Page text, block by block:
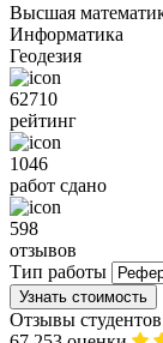
Высшая
Информатика
Геодезия
62710
рейтинг
1046
работ сдано
598
отзывов
Тип работы
Узнать стоимость
Отзывы